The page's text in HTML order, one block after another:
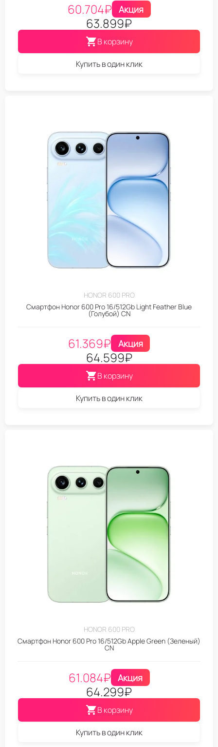
60.704₽ Акция
63.899₽
В корзину
Купить в один клик
HONOR 600 PRO
Смартфон Honor 600 Pro 16/512Gb Light Feather Blue
(Голубой) CN
61.369₽ Акция
64.599₽
В корзину
Купить в один клик
HONOR 600 PRO
Смартфон Honor 600 Pro 16/512Gb Apple Green (Зеленый)
CN
61.084₽ Акция
64.299₽
В корзину
Купить в один клик